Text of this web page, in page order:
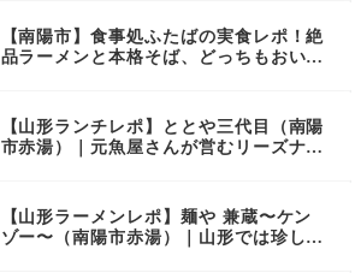
【南陽市】食事処ふたばの実食レポ！絶
品ラーメンと本格そば、どっちもおいし
【山形ランチレポ】ととや三代目（南陽
市赤湯）｜元魚屋さんが営むリーズナブ
【山形ラーメンレポ】麺や 兼蔵〜ケン
ゾー〜（南陽市赤湯）｜山形では珍しい